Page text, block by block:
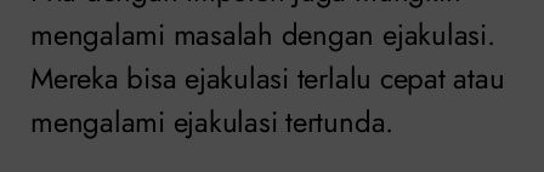
mengalami masalah dengan ejakulasi.
Mereka bisa ejakulasi terlalu cepat atau
mengalami ejakulasi tertunda.